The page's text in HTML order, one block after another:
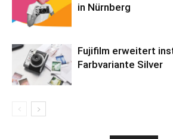
in Nürnberg
Fujifilm erweitert
Farbvariante Silver